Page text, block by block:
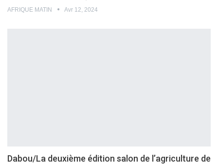
AFRIQUE MATIN Avr 12, 2024
Dabou/La deuxième édition salon de l’agriculture de